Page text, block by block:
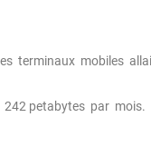
terminaux mobiles
petabytes par mois.